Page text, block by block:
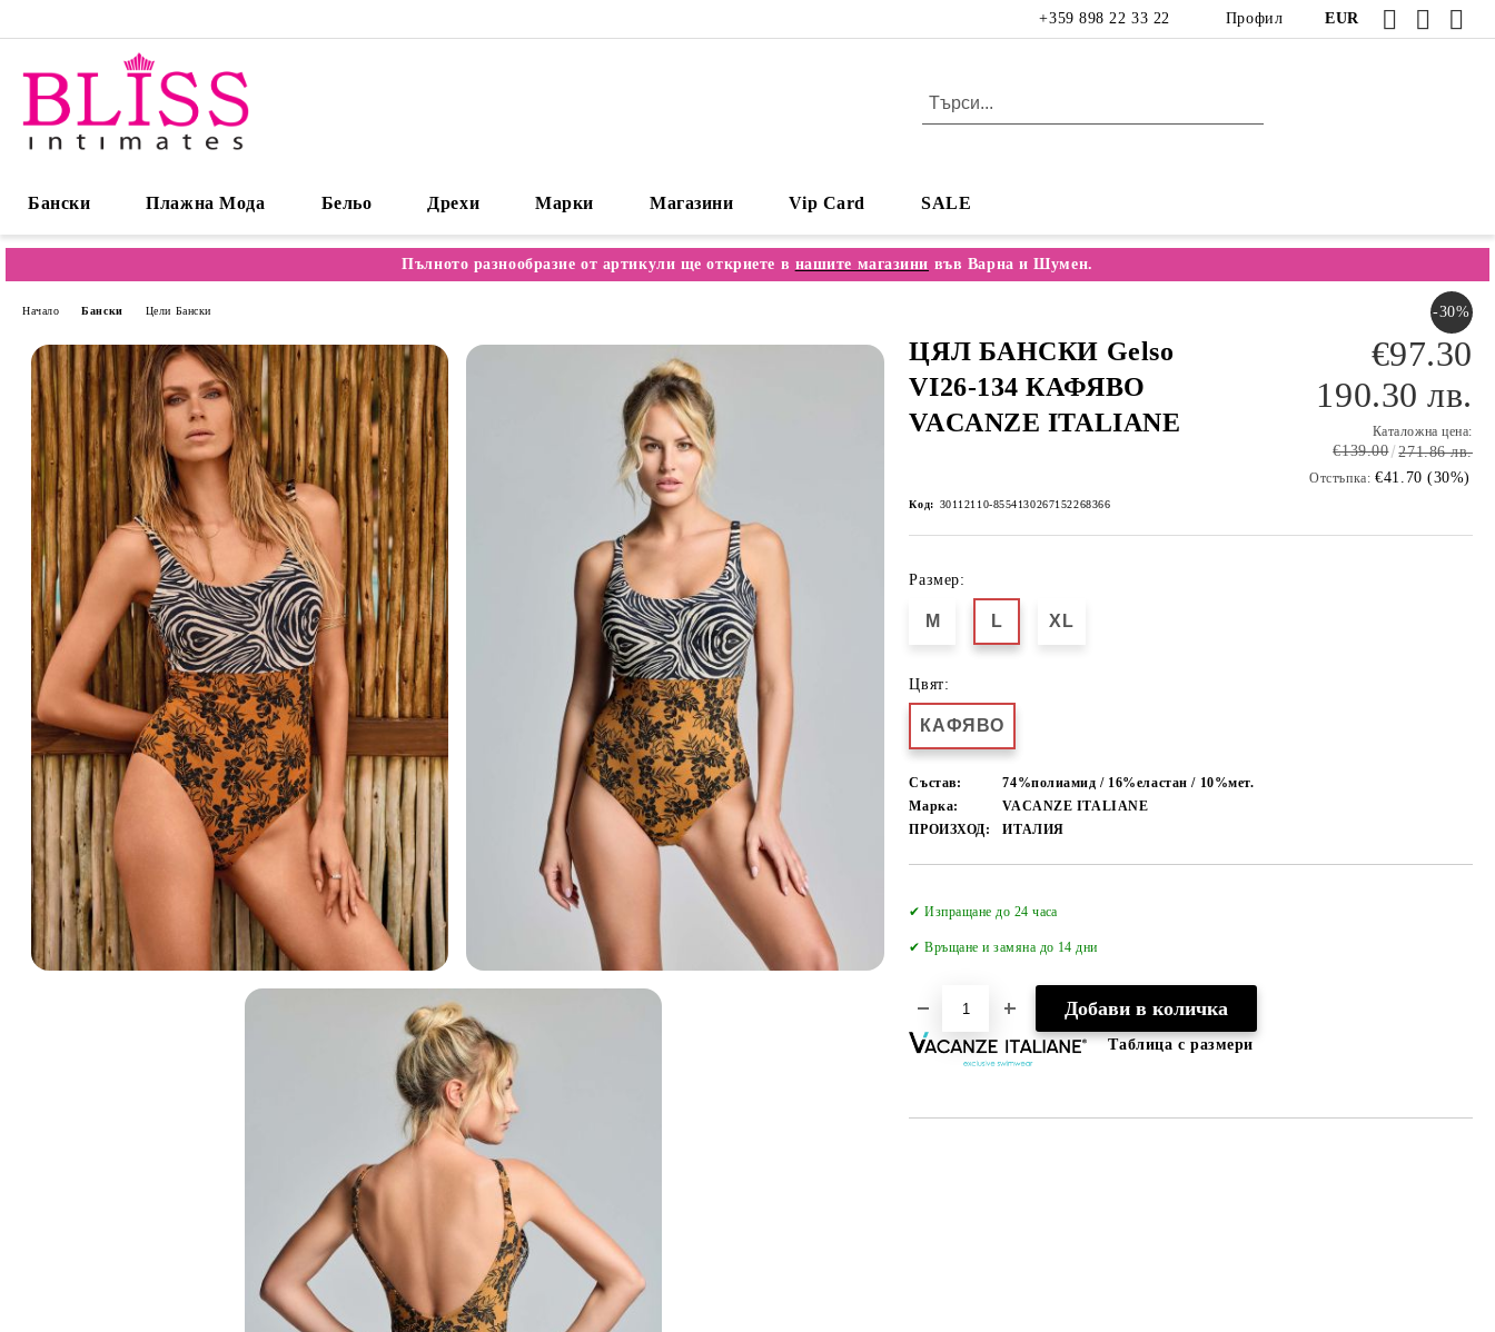
Профил
+359 898 22 33 22 EUR
Бански Плажна Мода Бельо Дрехи Марки Магазини Vip Card SALE
Пълното разнообразие от артикули ще откриете в нашите магазини във Варна и Шумен.
Начало Бански Цели Бански
ЦЯЛ БАНСКИ Gelso
VI26-134 КАФЯВО
VACANZE ITALIANE
-30%
€97.30
190.30 лв.
Каталожна цена:
€139.00 271.86 лв.
Отстъпка: €41.70 (30%)
Код: 30112110-8554130267152268366
Размер:
M L XL
Цвят:
КАФЯВО
Състав:
74%полиамид / 16%еластан / 10%мет.
Марка:
VACANZE ITALIANE
ПРОИЗХОД:
ИТАЛИЯ
✔ Изпращане до 24 часа
✔ Връщане и замяна до 14 дни
Таблица с размери